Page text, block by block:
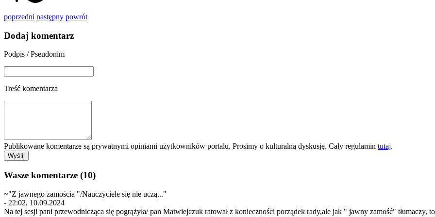
poprzedni następny powrót
Dodaj komentarz
Podpis / Pseudonim
Treść komentarza
Publikowane komentarze są prywatnymi opiniami użytkowników portalu. Prosimy o kulturalną dyskusję. Cały regulamin tutaj.
Wasze komentarze (10)
~"Z jawnego zamościa "/Nauczyciele się nie uczą..."
- 22:02, 10.09.2024
Na tej sesji pani przewodnicząca się pogrążyła/ pan Matwiejczuk ratował z konieczności porządek rady,ale jak " jawny zamość" tłumaczy,